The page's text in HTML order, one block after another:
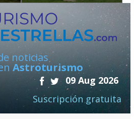
noticias
Astroturismo
09 Aug 2026
Suscripción gratuita